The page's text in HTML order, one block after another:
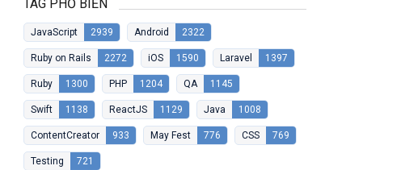
TAG PHỔ BIẾN
JavaScript 2939 Android 2322
Ruby on Rails 2272 iOS 1590 Laravel 1397
Ruby 1300 PHP 1204 QA 1145
Swift 1138 ReactJS 1129 Java 1008
ContentCreator 933 May Fest 776 CSS 769
Testing 721